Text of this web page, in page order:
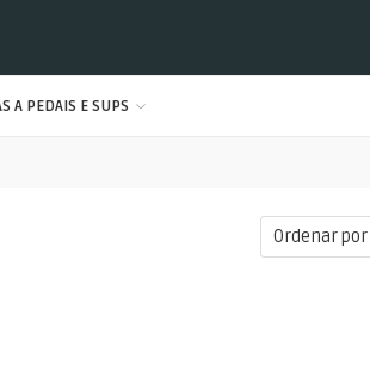
A PEDAIS E SUPS
Ordenar por